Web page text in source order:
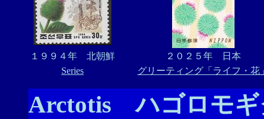
１９９４年 北朝鮮
２０２５年 日本
Series
グリーティング「ライフ・花
Arctotis ハゴロモギ